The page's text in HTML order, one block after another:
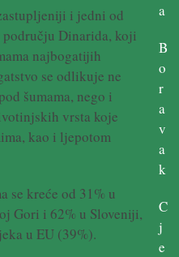
i jedni od
Dinarida, koji
najbogatijih
se odlikuje ne
šumama, nego i
vrsta koje
kao i ljepotom
se kreće od 31% u
Gori i 62% u Sloveniji,
u EU (39%).
a
B
o
r
a
v
a
k
C
j
e